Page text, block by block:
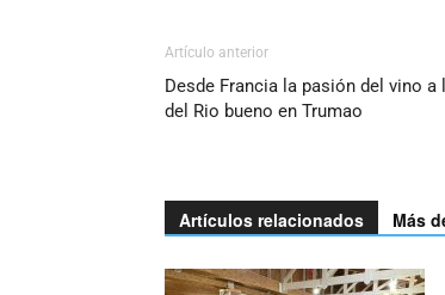
Artículo anterior
Desde Francia la pasión del vino a
del Rio bueno en Trumao
Artículos relacionados Más